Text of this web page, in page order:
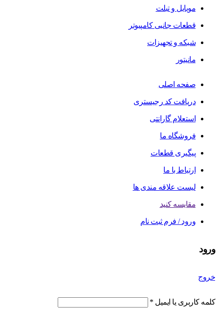
موبایل و تبلت
قطعات جانبی کامپیوتر
شبکه و تجهیزات
مانیتور
صفحه اصلی
دریافت کد رجیستری
استعلام گارانتی
فروشگاه ما
پیگیری قطعات
ارتباط با ما
لیست علاقه مندی ها
مقایسه کنید
ورود / فرم ثبت نام
ورود
خروج
کلمه کاربری یا ایمیل *